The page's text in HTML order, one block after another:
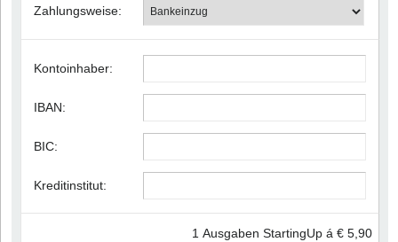
Zahlungsweise:
Kontoinhaber:
IBAN:
BIC:
Kreditinstitut:
1 Ausgaben StartingUp á € 5,90